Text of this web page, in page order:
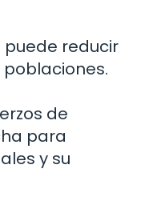
puede reducir
de
para
y su